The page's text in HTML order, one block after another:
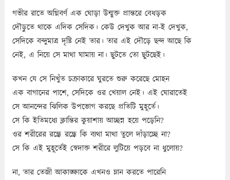
গভীর রাতে অগ্নিবর্ণ এক ঘোড়া উন্মুক্ত প্রান্তরে বেধড়ক
দৌড়ুতে থাকে এদিক সেদিক। কেউ দেখুক আর না-ই দেখুক,
সেদিকে বন্দুমাত্র দৃষ্টি নেই তার। তার এই দৌড়ে ছন্দ আছে কি
নেই, এ নিয়ে সে মাথা ঘামায় না। ছুটতে তো ছুটছেই।
কখন যে সে নিখুঁত চক্রাকারে ঘুরতে শুরু করেছে মোহন
এক বাগানের পাশে, সেদিকে ওর খেয়াল নেই। এই ঘোরাতেই
সে আনন্দের ঝিলিক উপভোগ করছে প্রতিটি মুহূর্তে।
সে কি ইতিমধ্যে ক্লান্তির কুয়াশায় আচ্ছন্ন হয়ে পড়েনি?
ওর শরীরের রন্ধ্রে রন্ধ্রে কি ব্যথা মাথা তুলে দাঁড়াচ্ছে না?
সে কি এই মুহূর্তেই স্বেদাক্ত শরীরে লুটিয়ে পড়বে না ধুলোয়?
না, তার তেজী আকাঙ্ক্ষাকে এখনও ম্লান করতে পারেনি